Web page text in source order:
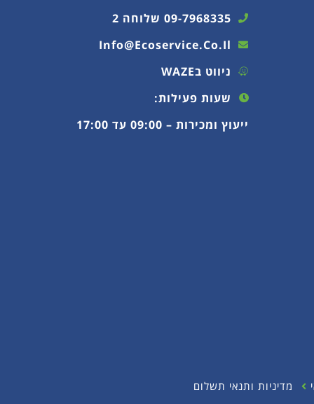
09-7968335 שלוחה 2
Info@ecoservice.co.il
ניווט בWAZE
שעות פעילות:
ייעוץ ומכירות – 09:00 עד 17:00
מדיניות ותנאי תשלום